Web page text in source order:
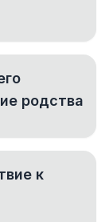
родства
к